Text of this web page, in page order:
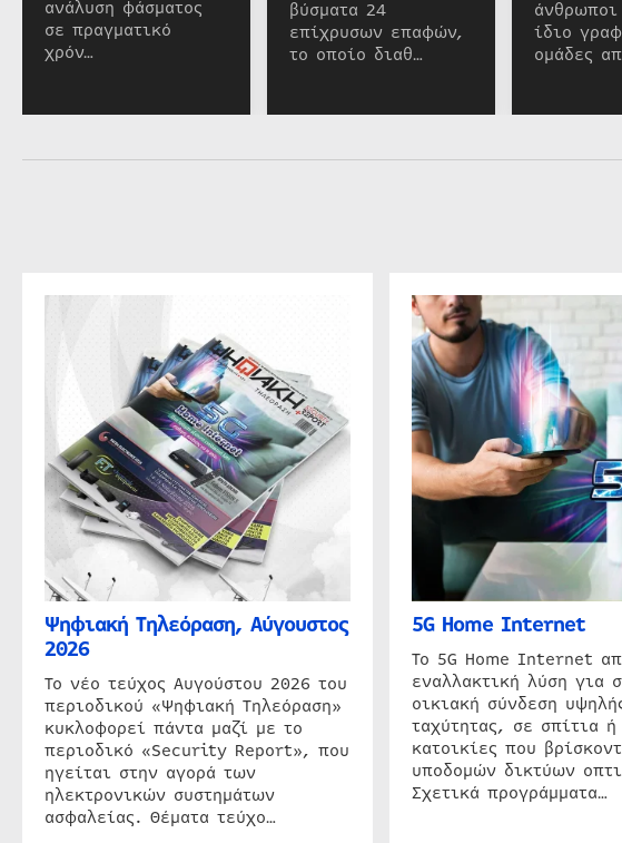
ανάλυση φάσματος
σε πραγματικό
χρόν…
βύσματα 24
επίχρυσων επαφών,
το οποίο διαθ…
ίδιο
ομάδες
Ψηφιακή Τηλεόραση, Αύγουστος
2026
Το νέο τεύχος Αυγούστου 2026 του
περιοδικού «Ψηφιακή Τηλεόραση»
κυκλοφορεί πάντα μαζί με το
περιοδικό «Security Report», που
ηγείται στην αγορά των
ηλεκτρονικών συστημάτων
ασφαλείας. Θέματα τεύχο…
5G Home Internet
Το 5G Home Internet
εναλλακτική λύση για
οικιακή σύνδεση
ταχύτητας, σε σπίτια ή
κατοικίες που
υποδομών δικτύων
Σχετικά προγράμματα…